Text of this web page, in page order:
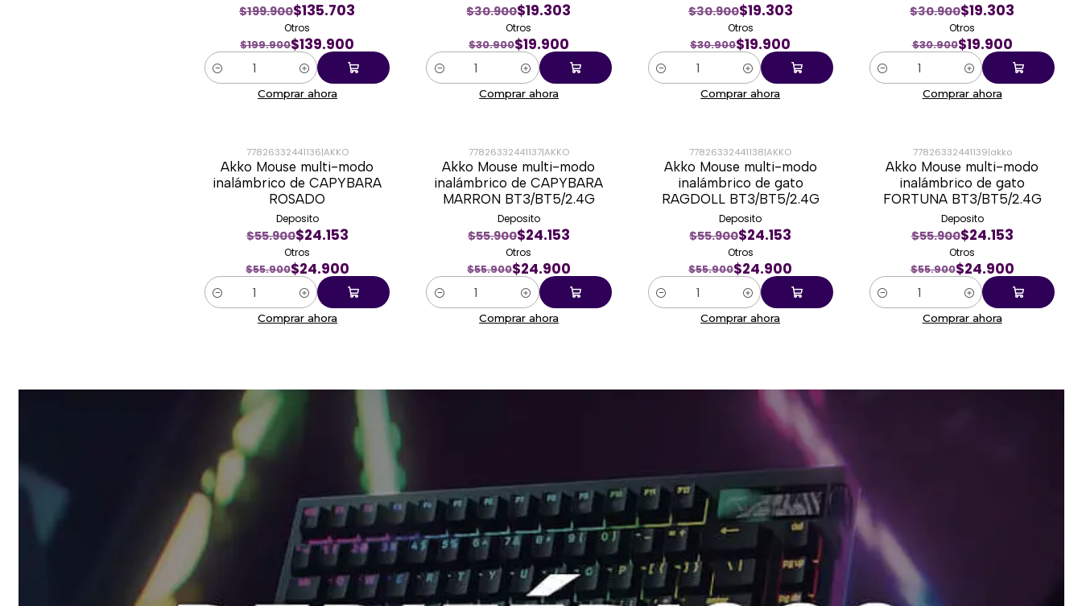
$199.900$135.703
Otros
$199.900$139.900
Cantidad
Comprar ahora
$30.900$19.303
Otros
$30.900$19.900
Cantidad
Comprar ahora
$30.900$19.303
Otros
$30.900$19.900
Cantidad
Comprar ahora
$30.900$19.303
Otros
$30.900$19.900
Cantidad
Comprar ahora
-55%
77826332441136|AKKO
Akko Mouse multi-modo
inalámbrico de CAPYBARA
ROSADO
Deposito
$55.900$24.153
Otros
$55.900$24.900
Cantidad
Comprar ahora
-55%
77826332441137|AKKO
Akko Mouse multi-modo
inalámbrico de CAPYBARA
MARRON BT3/BT5/2.4G
Deposito
$55.900$24.153
Otros
$55.900$24.900
Cantidad
Comprar ahora
-55%
77826332441138|AKKO
Akko Mouse multi-modo
inalámbrico de gato
RAGDOLL BT3/BT5/2.4G
Deposito
$55.900$24.153
Otros
$55.900$24.900
Cantidad
Comprar ahora
-55%
77826332441139|akko
Akko Mouse multi-modo
inalámbrico de gato
FORTUNA BT3/BT5/2.4G
Deposito
$55.900$24.153
Otros
$55.900$24.900
Cantidad
Comprar ahora